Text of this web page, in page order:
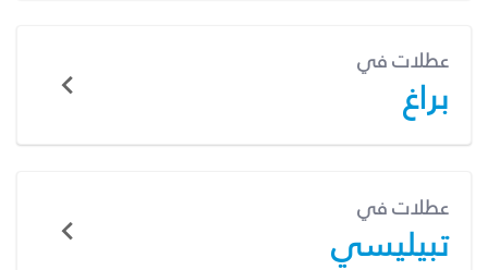
عطلات في
براغ
عطلات في
تبيليسي